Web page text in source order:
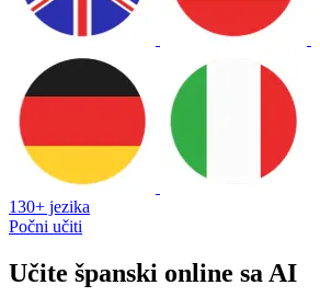
130+ jezika
Počni učiti
Učite španski online sa AI